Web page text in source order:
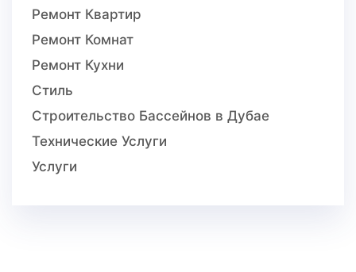
Ремонт Квартир
Ремонт Комнат
Ремонт Кухни
Стиль
Строительство Бассейнов в Дубае
Технические Услуги
Услуги